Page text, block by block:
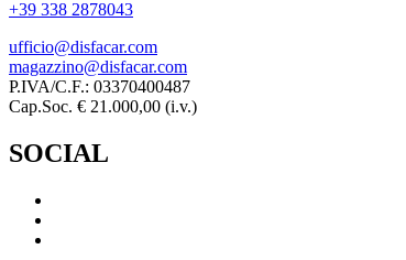
+39 338 2878043
ufficio@disfacar.com
magazzino@disfacar.com
P.IVA/C.F.: 03370400487
Cap.Soc. € 21.000,00 (i.v.)
SOCIAL